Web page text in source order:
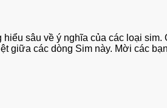
sâu về ý nghĩa của các loại sim.
giữa các dòng Sim này. Mời các